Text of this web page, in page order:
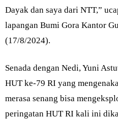
Dayak dan saya dari NTT,”
lapangan Bumi Gora Kantor
(17/8/2024).
Senada dengan Nedi, Yuni
HUT ke-79 RI yang
merasa senang bisa
peringatan HUT RI kali ini